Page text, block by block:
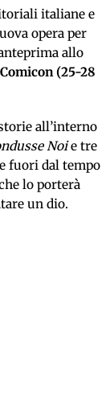
italiane e
opera per
allo
(25-28
all’interno
Noie tre
fuori dal tempo
lo porterà
un dio.